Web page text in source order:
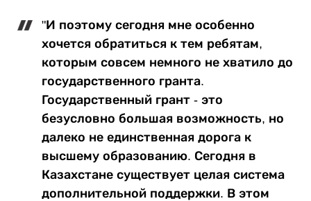
"И поэтому сегодня мне особенно
хочется обратиться к тем ребятам,
которым совсем немного не хватило до
государственного гранта.
Государственный грант - это
безусловно большая возможность, но
далеко не единственная дорога к
высшему образованию. Сегодня в
Казахстане существует целая система
дополнительной поддержки. В этом